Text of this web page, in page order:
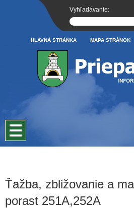
HLAVNÁ STRÁNKA MAPA STRÁNOK
Vyhľadávanie:
Ťažba, zbližovanie a
porast 251A,252A